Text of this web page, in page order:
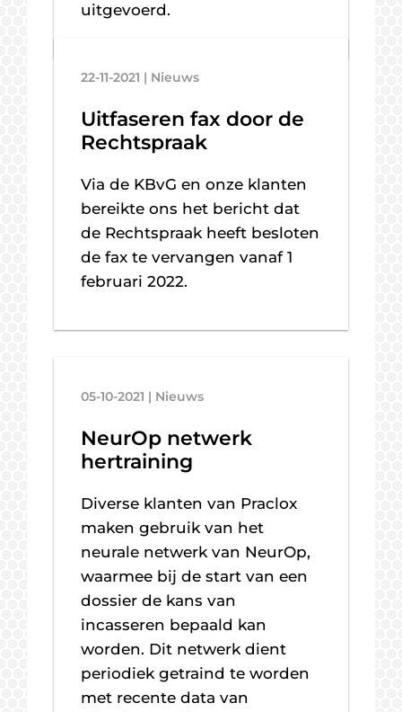
uitgevoerd.
22-11-2021 | Nieuws
Uitfaseren fax door de
Rechtspraak
Via de KBvG en onze klanten
bereikte ons het bericht dat
de Rechtspraak heeft besloten
de fax te vervangen vanaf 1
februari 2022.
05-10-2021 | Nieuws
NeurOp netwerk
hertraining
Diverse klanten van Praclox
maken gebruik van het
neurale netwerk van NeurOp,
waarmee bij de start van een
dossier de kans van
incasseren bepaald kan
worden. Dit netwerk dient
periodiek getraind te worden
met recente data van